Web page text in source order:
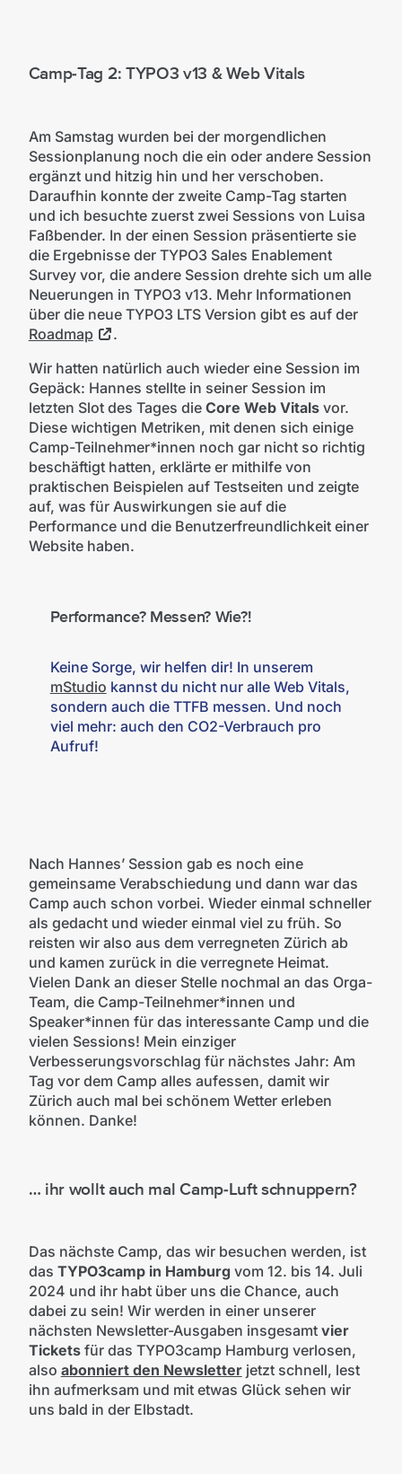
Camp-Tag 2: TYPO3 v13 & Web Vitals
Am Samstag wurden bei der morgendlichen
Sessionplanung noch die ein oder andere Session
ergänzt und hitzig hin und her verschoben.
Daraufhin konnte der zweite Camp-Tag starten
und ich besuchte zuerst zwei Sessions von Luisa
Faßbender. In der einen Session präsentierte sie
die Ergebnisse der TYPO3 Sales Enablement
Survey vor, die andere Session drehte sich um alle
Neuerungen in TYPO3 v13. Mehr Informationen
über die neue TYPO3 LTS Version gibt es auf der
Roadmap
.
Wir hatten natürlich auch wieder eine Session im
Gepäck: Hannes stellte in seiner Session im
letzten Slot des Tages die Core Web Vitalsvor.
Diese wichtigen Metriken, mit denen sich einige
Camp-Teilnehmer*innen noch gar nicht so richtig
beschäftigt hatten, erklärte er mithilfe von
praktischen Beispielen auf Testseiten und zeigte
auf, was für Auswirkungen sie auf die
Performance und die Benutzerfreundlichkeit einer
Website haben.
Performance? Messen? Wie?!
Keine Sorge, wir helfen dir! In unserem
mStudio kannst du nicht nur alle Web Vitals,
sondern auch die TTFB messen. Und noch
viel mehr: auch den CO2-Verbrauch pro
Aufruf!
Nach Hannes’ Session gab es noch eine
gemeinsame Verabschiedung und dann war das
Camp auch schon vorbei. Wieder einmal schneller
als gedacht und wieder einmal viel zu früh. So
reisten wir also aus dem verregneten Zürich ab
und kamen zurück in die verregnete Heimat.
Vielen Dank an dieser Stelle nochmal an das Orga-
Team, die Camp-Teilnehmer*innen und
Speaker*innen für das interessante Camp und die
vielen Sessions! Mein einziger
Verbesserungsvorschlag für nächstes Jahr: Am
Tag vor dem Camp alles aufessen, damit wir
Zürich auch mal bei schönem Wetter erleben
können. Danke!
… ihr wollt auch mal Camp-Luft schnuppern?
Das nächste Camp, das wir besuchen werden, ist
das TYPO3camp in Hamburg vom 12. bis 14. Juli
2024 und ihr habt über uns die Chance, auch
dabei zu sein! Wir werden in einer unserer
nächsten Newsletter-Ausgaben insgesamt vier
Ticketsfür das TYPO3camp Hamburg verlosen,
also abonniert den Newsletterjetzt schnell, lest
ihn aufmerksam und mit etwas Glück sehen wir
uns bald in der Elbstadt.